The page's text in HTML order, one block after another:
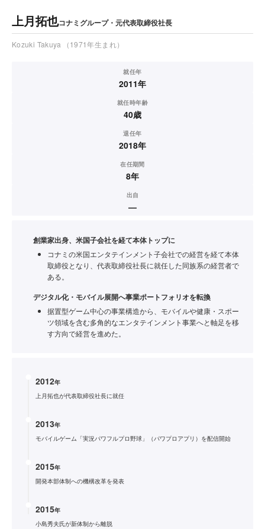
上月拓也コナミグループ・元代表取締役社長
Kozuki Takuya （1971年生まれ）
就任年
2011年
就任時年齢
40歳
退任年
2018年
在任期間
8年
出自
—
創業家出身、米国子会社を経て本体トップに
コナミの米国エンタテインメント子会社での経営を経て本体
取締役となり、代表取締役社長に就任した同族系の経営者で
ある。
デジタル化・モバイル展開へ事業ポートフォリオを転換
据置型ゲーム中心の事業構造から、モバイルや健康・スポー
ツ領域を含む多角的なエンタテインメント事業へと軸足を移
す方向で経営を進めた。
2012年
上月拓也が代表取締役社長に就任
2013年
モバイルゲーム「実況パワフルプロ野球」（パワプロアプリ）を配信開始
2015年
開発本部体制への機構改革を発表
2015年
小島秀夫氏が新体制から離脱